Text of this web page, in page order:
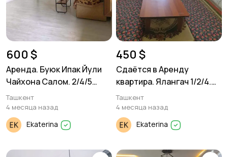
600 $
Аренда. Буюк Ипак Йули
Чайхона Салом. 2/4/5
60м².
Ташкент
4 месяца назад
Ekaterina
450 $
Сдаётся в Аренду
квартира. Ялангач 1/2/4.
50м²
Ташкент
4 месяца назад
Ekaterina